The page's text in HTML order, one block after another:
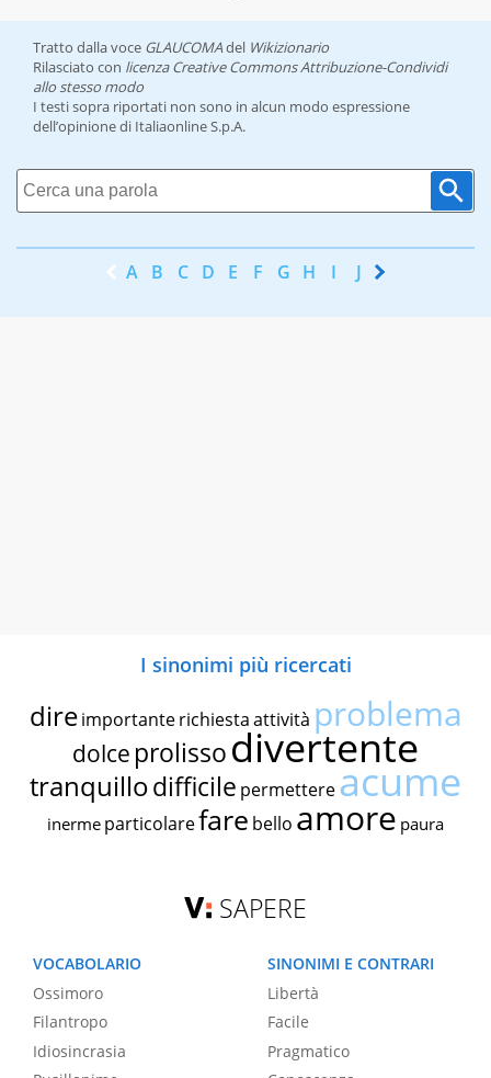
Tratto dalla voce GLAUCOMAdel Wikizionario
Rilasciato con licenza Creative Commons Attribuzione-Condividi
allo stesso modo
I testi sopra riportati non sono in alcun modo espressione
dell’opinione di Italiaonline S.p.A.
A B C D E F G H I J K
I sinonimi più ricercati
dire importante richiestaattività problema
dolce prolissodivertente
tranquillodifficile permettereacume
inerme particolarefare bello amore paura
SAPERE
VOCABOLARIO
Ossimoro
Filantropo
Idiosincrasia
SINONIMI E CONTRARI
Libertà
Facile
Pragmatico